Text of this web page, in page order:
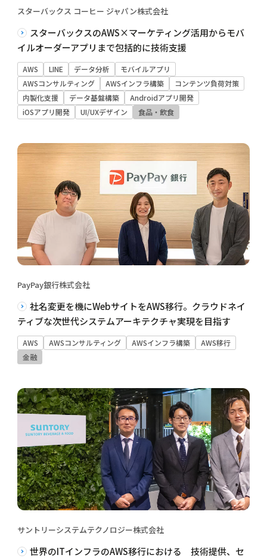
スターバックス コーヒー ジャパン株式会社
スターバックスのAWS×マーケティング活用からモバ
イルオーダーアプリまで包括的に技術支援
AWS LINE データ分析
モバイルアプリ
AWSコンサルティング
AWSインフラ構築
コンテンツ負荷対策
内製化支援
データ基盤構築
Androidアプリ開発
iOSアプリ開発
UI/UXデザイン 食品・飲食
PayPay銀行株式会社
社名変更を機にWebサイトをAWS移行。クラウドネイ
ティブな次世代システムアーキテクチャ実現を目指す
AWS AWSコンサルティング AWSインフラ構築
AWS移行
金融
サントリーシステムテクノロジー株式会社
世界のITインフラのAWS移行における 技術提供、セ